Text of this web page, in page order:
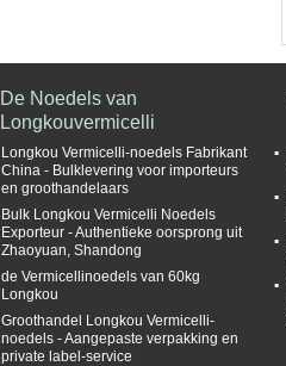
De Noedels van
Longkouvermicelli
Longkou Vermicelli-noedels Fabrikant
China - Bulklevering voor importeurs
en groothandelaars
Bulk Longkou Vermicelli Noedels
Exporteur - Authentieke oorsprong uit
Zhaoyuan, Shandong
de Vermicellinoedels van 60kg
Longkou
Groothandel Longkou Vermicelli-
noedels - Aangepaste verpakking en
private label-service